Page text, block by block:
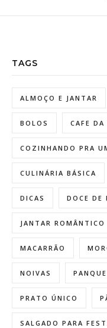
TAGS
ALMOÇO E JANTAR
BOLOS CAFE DA
COZINHANDO PRA
CULINÁRIA BÁSICA
DICAS DOCE DE
JANTAR ROMÂNTICO
MACARRÃO
NOIVAS
PRATO ÚNICO
SALGADO PARA